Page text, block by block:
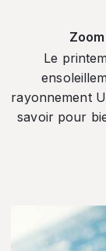
Le
rayonnement
savoir pour